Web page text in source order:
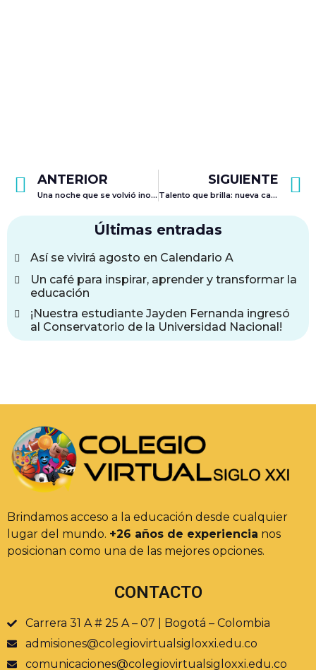
ANTERIOR
Una noche que se volvió inolvidable: PROM 2025
SIGUIENTE
Talento que brilla: nueva canción y obra de nuestra estudiante de Jennifer Dayana
Últimas entradas
Así se vivirá agosto en Calendario A
Un café para inspirar, aprender y transformar la
educación
¡Nuestra estudiante Jayden Fernanda ingresó
al Conservatorio de la Universidad Nacional!
Brindamos acceso a la educación desde cualquier
lugar del mundo. +26 años de experiencia nos
posicionan como una de las mejores opciones.
CONTACTO
Carrera 31 A # 25 A – 07 | Bogotá – Colombia
admisiones@colegiovirtualsigloxxi.edu.co
comunicaciones@colegiovirtualsigloxxi.edu.co